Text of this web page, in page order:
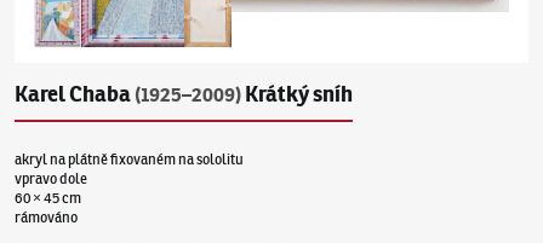
Karel Chaba (1925–2009) Krátký sníh
akryl na plátně fixovaném na sololitu
vpravo dole
60 × 45 cm
rámováno